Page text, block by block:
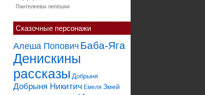
Пантелеевы лепёшки
Сказочные персонажи
Алеша Попович Баба-Яга
Денискины
рассказы Добрыня
Добрыня Никитич Емеля Змей